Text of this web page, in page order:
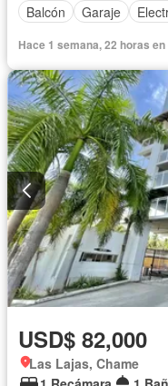
Balcón
Garaje
Hace 1 semana, 22 horas
USD$ 82,000
Las Lajas, Chame